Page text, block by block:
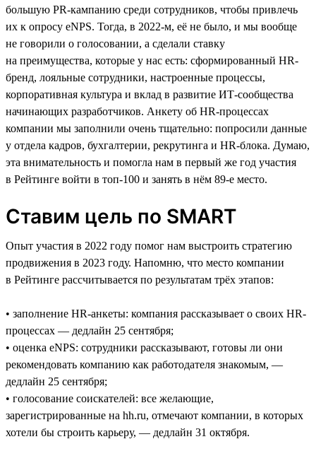
большую PR-кампанию среди сотрудников, чтобы привлечь
их к опросу eNPS. Тогда, в 2022-м, её не было, и мы вообще
не говорили о голосовании, а сделали ставку
на преимущества, которые у нас есть: сформированный HR-
бренд, лояльные сотрудники, настроенные процессы,
корпоративная культура и вклад в развитие ИТ-сообщества
начинающих разработчиков. Анкету об HR-процессах
компании мы заполнили очень тщательно: попросили данные
у отдела кадров, бухгалтерии, рекрутинга и HR-блока. Думаю,
эта внимательность и помогла нам в первый же год участия
в Рейтинге войти в топ-100 и занять в нём 89-е место.
Ставим цель по SMART
Опыт участия в 2022 году помог нам выстроить стратегию
продвижения в 2023 году. Напомню, что место компании
в Рейтинге рассчитывается по результатам трёх этапов:
• заполнение HR-анкеты: компания рассказывает о своих HR-
процессах — дедлайн 25 сентября;
• оценка eNPS: сотрудники рассказывают, готовы ли они
рекомендовать компанию как работодателя знакомым, —
дедлайн 25 сентября;
• голосование соискателей: все желающие,
зарегистрированные на hh.ru, отмечают компании, в которых
хотели бы строить карьеру, — дедлайн 31 октября.